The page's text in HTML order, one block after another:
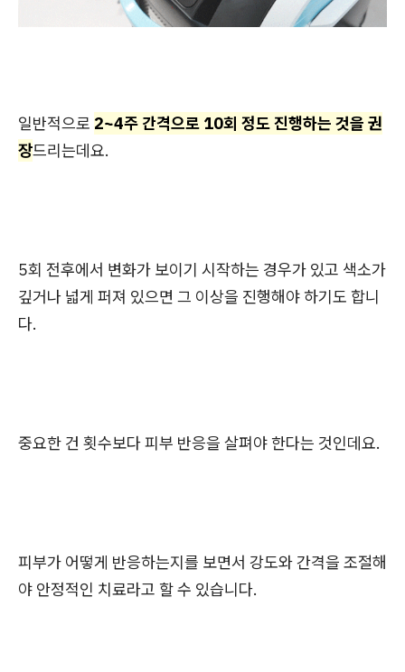
일반적으로 2~4주 간격으로 10회 정도 진행하는 것을 권
장드리는데요.
5회 전후에서 변화가 보이기 시작하는 경우가 있고 색소가
깊거나 넓게 퍼져 있으면 그 이상을 진행해야 하기도 합니
다.
중요한 건 횟수보다 피부 반응을 살펴야 한다는 것인데요.
피부가 어떻게 반응하는지를 보면서 강도와 간격을 조절해
야 안정적인 치료라고 할 수 있습니다.